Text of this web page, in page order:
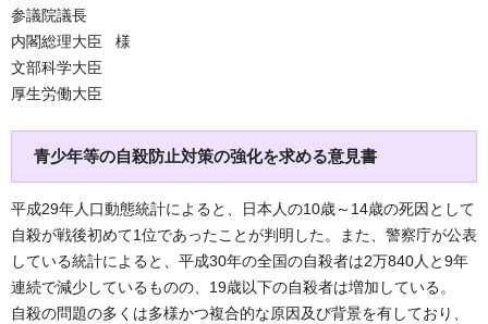
参議院議長
内閣総理大臣 様
文部科学大臣
厚生労働大臣
青少年等の自殺防止対策の強化を求める意見書
平成29年人口動態統計によると、日本人の10歳～14歳の死因として
自殺が戦後初めて1位であったことが判明した。また、警察庁が公表
している統計によると、平成30年の全国の自殺者は2万840人と9年
連続で減少しているものの、19歳以下の自殺者は増加している。
自殺の問題の多くは多様かつ複合的な原因及び背景を有しており、